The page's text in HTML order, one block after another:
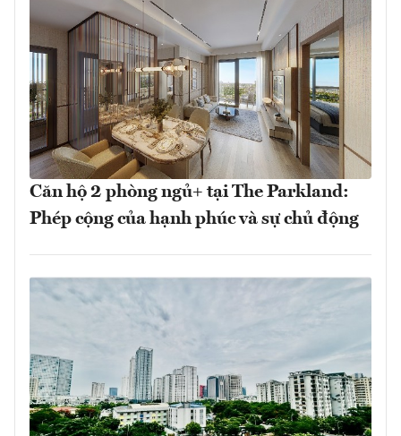
Căn hộ 2 phòng ngủ+ tại The Parkland:
Phép cộng của hạnh phúc và sự chủ động